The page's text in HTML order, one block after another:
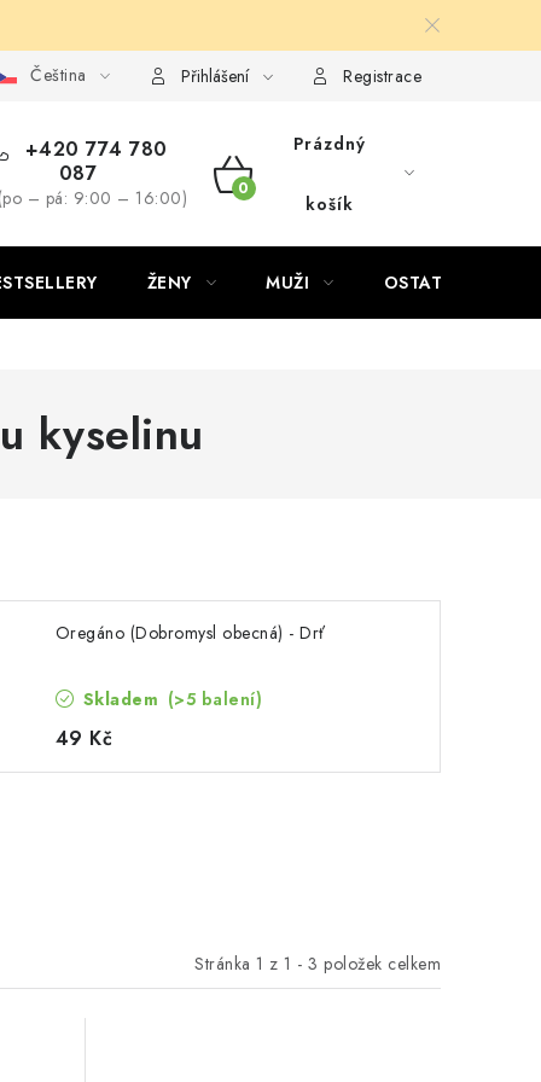
Čeština Přihlášení Registrace
+420 774 780
087
(po – pá: 9:00 – 16:00)
NÁKUPNÍ
Prázdný
košík
ŽENY MUŽI OSTATNÍ
kyselinu
Oregáno (Dobromysl obecná) - Drť
Skladem (>5 balení)
49 Kč
Stránka 1 z 1 - 3 položek celkem